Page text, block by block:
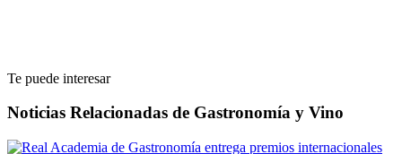
Te puede interesar
Noticias Relacionadas de Gastronomía y Vino